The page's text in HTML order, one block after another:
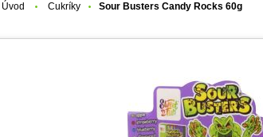
Úvod Cukríky Sour Busters Candy Rocks 60g